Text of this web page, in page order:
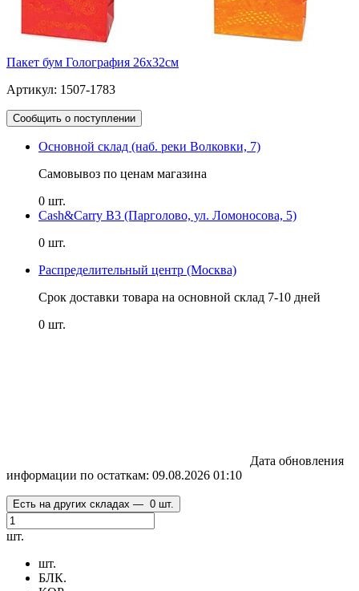
Пакет бум Голография 26х32см
Артикул: 1507-1783
Сообщить о поступлении
Основной склад (наб. реки Волковки, 7)
Самовывоз по ценам магазина
0 шт.
Cash&Carry B3 (Парголово, ул. Ломоносова, 5)
0 шт.
Распределительный центр (Москва)
Срок доставки товара на основной склад 7-10 дней
0 шт.
Дата обновления
информации по остаткам: 09.08.2026 01:10
Есть на других складах — 0 шт.
шт.
шт.
БЛК.